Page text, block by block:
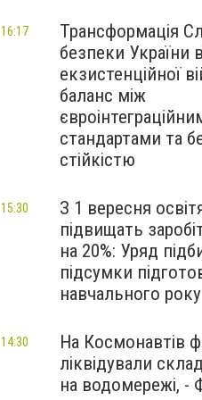
Трансформація
безпеки України
екзистенційної
баланс між
стандартами та
стійкістю
16:17
З 1 вересня
підвищать
на 20%: Уряд
підсумки
навчального року
15:30
На Космонавтів
ліквідували
на водомережі, -
14:30